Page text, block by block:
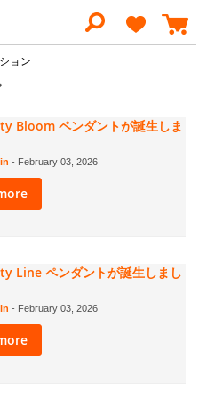
ン
テ
ン
検
索
ョン
Bloom ペンダントが誕生しま
- February 03, 2026
Line ペンダントが誕生しまし
- February 03, 2026